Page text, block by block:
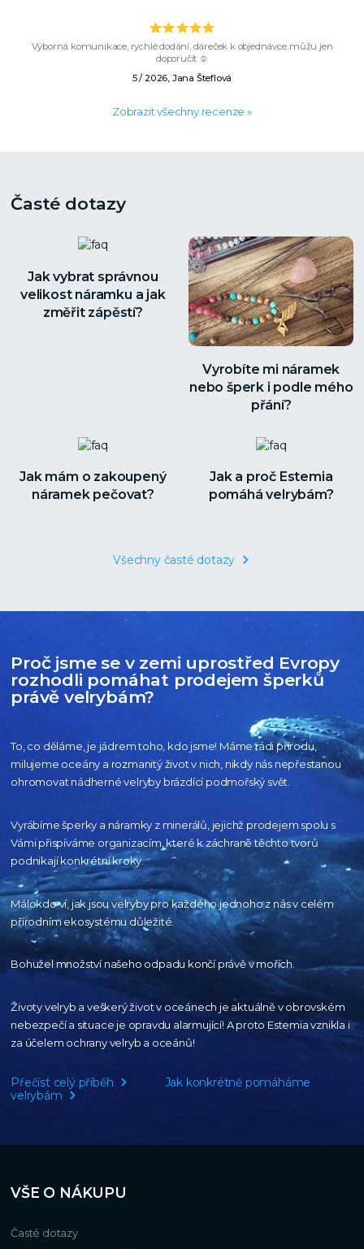
Výborná komunikace, rychlé dodání, dáreček k objednávce..můžu jen
doporučit ☺️
5 / 2026, Jana Šteflová
Zobrazit všechny recenze »
Časté dotazy
Jak vybrat správnou
velikost náramku a jak
změřit zápěstí?
Vyrobíte mi náramek
nebo šperk i podle mého
přání?
Jak mám o zakoupený
náramek pečovat?
Jak a proč Estemia
pomáhá velrybám?
Všechny časté dotazy
Proč jsme se v zemi uprostřed Evropy
rozhodli pomáhat prodejem šperků
právě velrybám?
To, co děláme, je jádrem toho, kdo jsme! Máme rádi přírodu,
milujeme oceány a rozmanitý život v nich, nikdy nás nepřestanou
ohromovat nádherné velryby brázdící podmořský svět.
Vyrábíme šperky a náramky z minerálů, jejichž prodejem spolu s
Vámi přispíváme organizacím, které k záchraně těchto tvorů
podnikají konkrétní kroky.
Málokdo ví, jak jsou velryby pro každéhojednoho z nás v celém
přírodnímekosystému důležité.
Bohužel množství našeho odpadu končí právě v mořích.
Životy velryb a veškerý život v oceánech je aktuálněv obrovském
nebezpečí a situace je opravdu alarmující! A proto Estemia vznikla i
za účelem ochrany velryb a oceánů!
Přečíst celý příběh
Jak konkrétně pomáháme
velrybám
VŠE O NÁKUPU
Časté dotazy